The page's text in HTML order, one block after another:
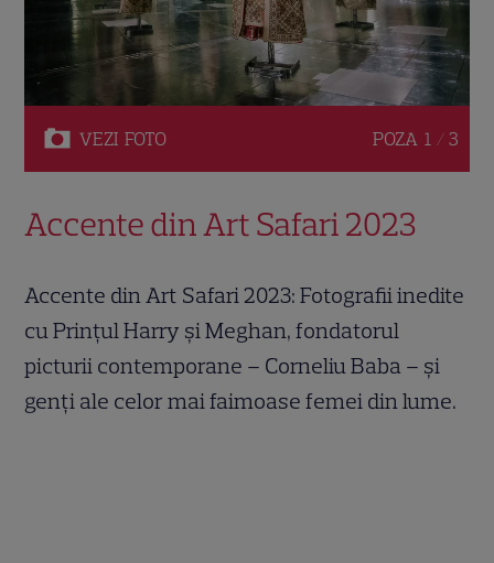
VEZI FOTO POZA 1 / 3
Accente din Art Safari 2023
Accente din Art Safari 2023: Fotografii inedite
cu Prințul Harry și Meghan, fondatorul
picturii contemporane – Corneliu Baba – și
genți ale celor mai faimoase femei din lume.